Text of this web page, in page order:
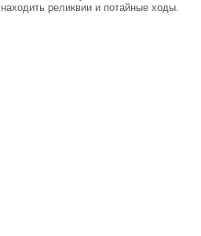
находить реликвии и потайные ходы.